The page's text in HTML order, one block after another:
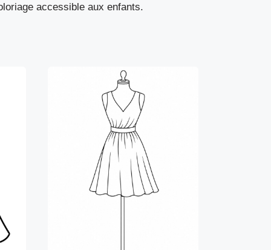
accessible aux enfants.